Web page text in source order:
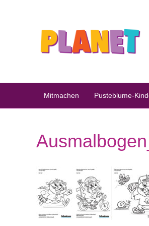
Mitmachen Pusteblume-